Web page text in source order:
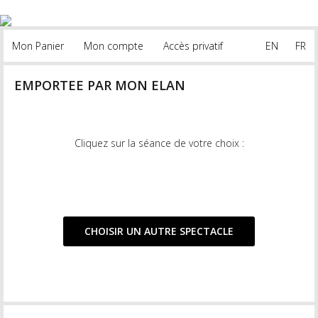
FR
EN
Mon Panier Mon compte Accès privatif
EMPORTEE PAR MON ELAN
Cliquez sur la séance de votre choix :